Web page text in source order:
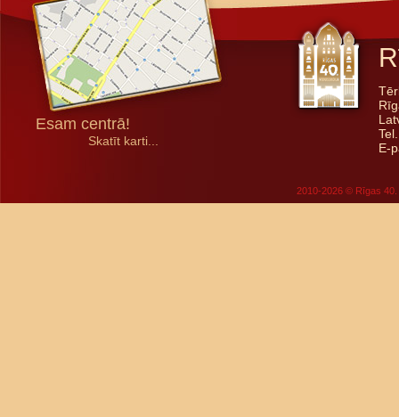
Esam centrā!
Skatīt karti...
E-
2010-2026 © Rīgas